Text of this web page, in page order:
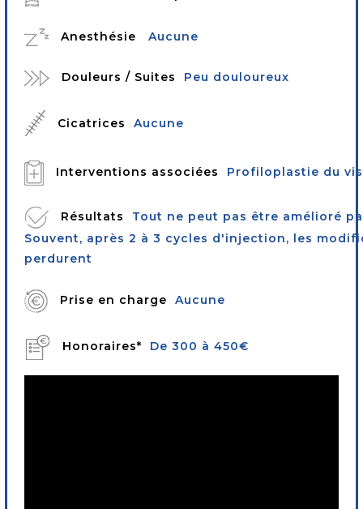
Anesthésie Aucune
Douleurs / Suites Peu douloureux
Cicatrices Aucune
Interventions associées Profiloplastie du
Résultats
Tout ne peut pas être amélioré
Souvent, après 2 à 3 cycles d'injection, les
perdurent
Prise en charge Aucune
Honoraires* De 300 à 450€